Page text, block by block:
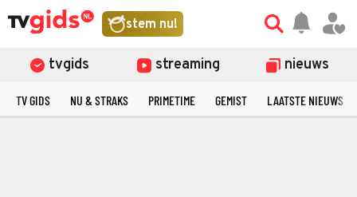
stem nu!
tvgids streaming nieuws
TV GIDS NU & STRAKS PRIMETIME GEMIST LAATSTE NIEUWS